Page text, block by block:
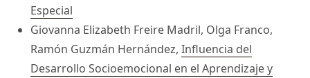
Especial
Giovanna Elizabeth Freire Madril, Olga Franco,
Ramón Guzmán Hernández, Influencia del
Desarrollo Socioemocional en el Aprendizaje y